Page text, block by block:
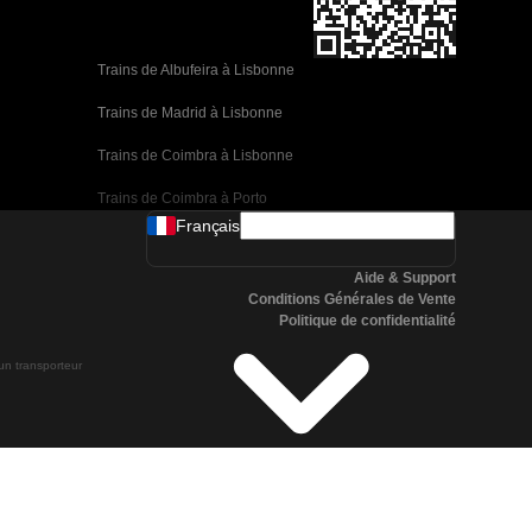
Trains de Albufeira à Lisbonne
Trains de Madrid à Lisbonne
Trains de Coimbra à Lisbonne
Trains de Coimbra à Porto
Trains de Valence à Barcelone
Trains de Malaga à Barcelone
Trains de Malaga à Madrid
Trains de Cordoue à Madrid
transporteur
Français
Aide & Support
Conditions Générales de Vente
Politique de confidentialité